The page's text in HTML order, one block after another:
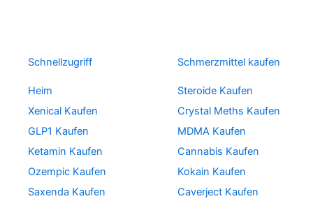
Schnellzugriff
Heim
Xenical Kaufen
GLP1 Kaufen
Ketamin Kaufen
Ozempic Kaufen
Saxenda Kaufen
Schmerzmittel kaufen
Steroide Kaufen
Crystal Meths Kaufen
MDMA Kaufen
Cannabis Kaufen
Kokain Kaufen
Caverject Kaufen